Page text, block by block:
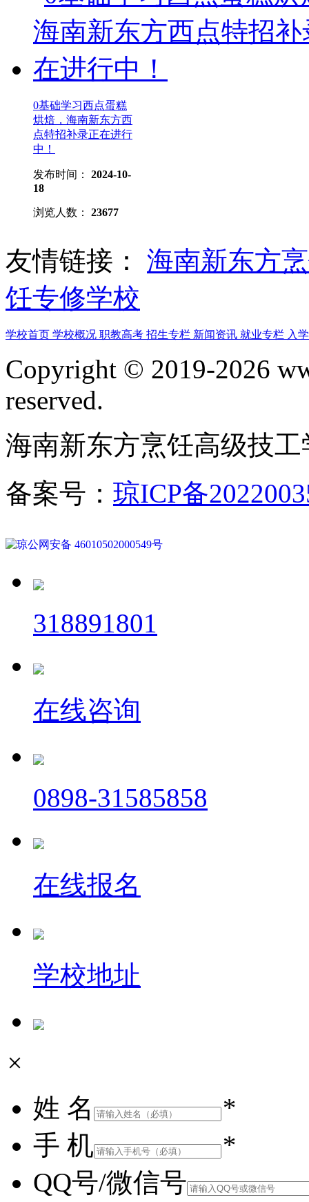
0基础学习西点蛋糕
烘焙，海南新东方西
点特招补录正在进行
中！
发布时间： 2024-10-
18
浏览人数： 23677
友情链接：
海南新东方
饪专修学校
学校首页 学校概况 职教高考 招生专栏 新闻资讯 就业专栏 入
Copyright © 2019-2026
reserved.
海南新东方烹饪高级技
备案号： 琼ICP备
琼公网安备 46010502000549号
318891801
在线咨询
0898-31585858
在线报名
学校地址
×
姓 名
*
手 机
*
QQ号/微信号